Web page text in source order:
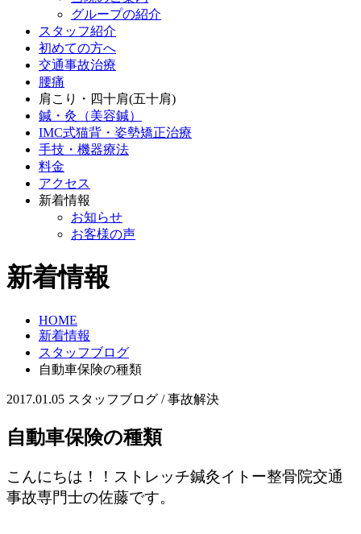
グループの紹介
スタッフ紹介
初めての方へ
交通事故治療
腰痛
肩こり・四十肩(五十肩)
鍼・灸（美容鍼）
IMC式猫背・姿勢矯正治療
手技・機器療法
料金
アクセス
新着情報
お知らせ
お客様の声
新着情報
HOME
新着情報
スタッフブログ
自動車保険の種類
2017.01.05 スタッフブログ / 事故解決
自動車保険の種類
こんにちは！！ストレッチ鍼灸イトー整骨院交通
事故専門士の佐藤です。